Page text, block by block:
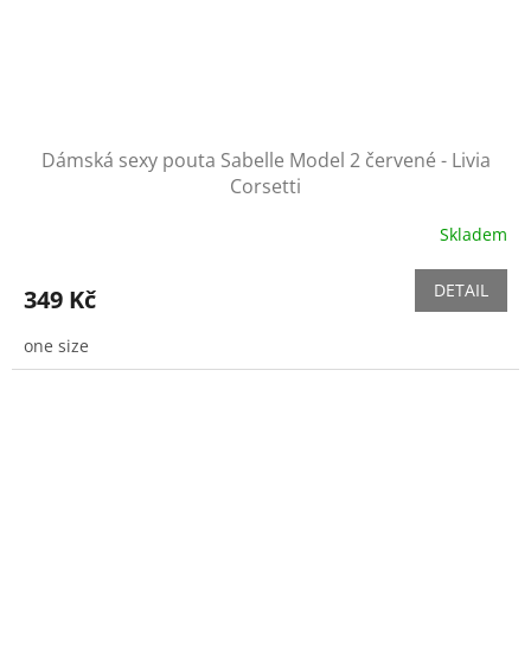
Dámská sexy pouta Sabelle Model 2 červené - Livia
Corsetti
je
z
5
Skladem
349 Kč DETAIL
one size